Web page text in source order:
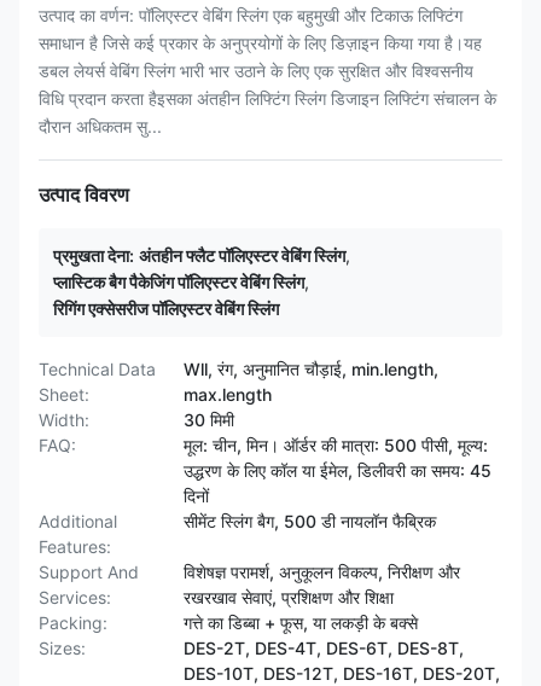
उत्पाद का वर्णन: पॉलिएस्टर वेबिंग स्लिंग एक बहुमुखी और टिकाऊ लिफ्टिंग
समाधान है जिसे कई प्रकार के अनुप्रयोगों के लिए डिज़ाइन किया गया है।यह
डबल लेयर्स वेबिंग स्लिंग भारी भार उठाने के लिए एक सुरक्षित और विश्वसनीय
विधि प्रदान करता हैइसका अंतहीन लिफ्टिंग स्लिंग डिजाइन लिफ्टिंग संचालन के
दौरान अधिकतम सु...
उत्पाद विवरण
प्रमुखता देना: अंतहीन फ्लैट पॉलिएस्टर वेबिंग स्लिंग,
प्लास्टिक बैग पैकेजिंग पॉलिएस्टर वेबिंग स्लिंग,
रिगिंग एक्सेसरीज पॉलिएस्टर वेबिंग स्लिंग
Technical Data
Sheet:
Wll, रंग, अनुमानित चौड़ाई, min.length,
max.length
Width:
30 मिमी
FAQ:
मूल: चीन, मिन। ऑर्डर की मात्रा: 500 पीसी, मूल्य:
उद्धरण के लिए कॉल या ईमेल, डिलीवरी का समय: 45
दिनों
Additional
Features:
सीमेंट स्लिंग बैग, 500 डी नायलॉन फैब्रिक
Support And
Services:
विशेषज्ञ परामर्श, अनुकूलन विकल्प, निरीक्षण और
रखरखाव सेवाएं, प्रशिक्षण और शिक्षा
Packing:
गत्ते का डिब्बा + फूस, या लकड़ी के बक्से
Sizes:
DES-2T, DES-4T, DES-6T, DES-8T,
DES-10T, DES-12T, DES-16T, DES-20T,